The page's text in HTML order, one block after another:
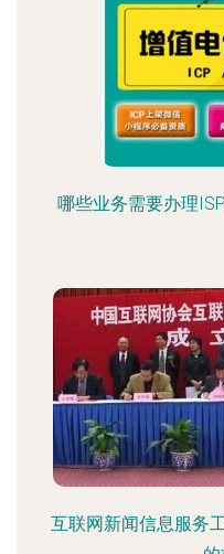
哪些业务需要办理
互联网新闻信息服务